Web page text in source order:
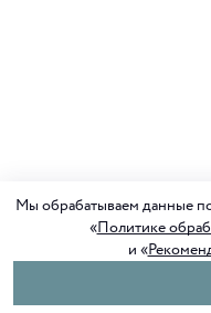
Мы обрабатываем данные
«Политике
и «